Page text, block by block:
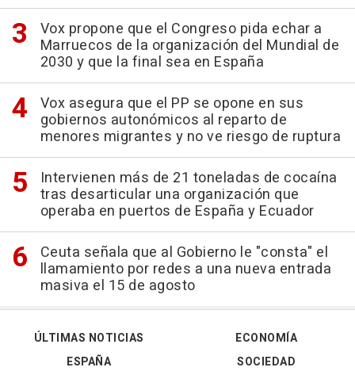
Vox propone que el Congreso pida echar a
Marruecos de la organización del Mundial de
2030 y que la final sea en España
Vox asegura que el PP se opone en sus
gobiernos autonómicos al reparto de
menores migrantes y no ve riesgo de ruptura
Intervienen más de 21 toneladas de cocaína
tras desarticular una organización que
operaba en puertos de España y Ecuador
Ceuta señala que al Gobierno le "consta" el
llamamiento por redes a una nueva entrada
masiva el 15 de agosto
ÚLTIMAS NOTICIAS
ESPAÑA
ECONOMÍA
SOCIEDAD